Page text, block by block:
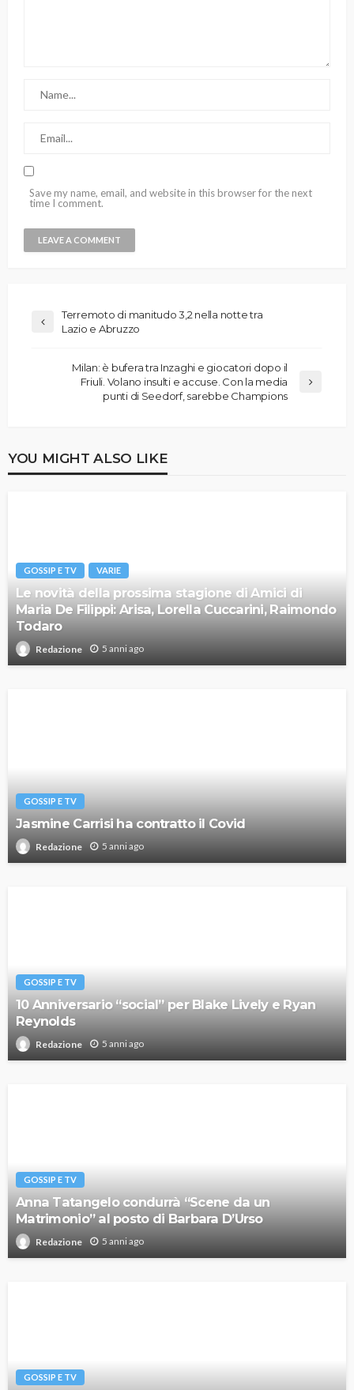
Save my name, email, and website in this browser for the next
time I comment.
Terremoto di manitudo 3,2 nella notte tra
Lazio e Abruzzo
Milan: è bufera tra Inzaghi e giocatori dopo il
Friuli. Volano insulti e accuse. Con la media
punti di Seedorf, sarebbe Champions
YOU MIGHT ALSO LIKE
GOSSIP E TV VARIE
Le novità della prossima stagione di Amici di
Maria De Filippi: Arisa, Lorella Cuccarini, Raimondo
Todaro
Redazione 5 anni ago
GOSSIP E TV
Jasmine Carrisi ha contratto il Covid
Redazione 5 anni ago
GOSSIP E TV
10 Anniversario “social” per Blake Lively e Ryan
Reynolds
Redazione 5 anni ago
GOSSIP E TV
Anna Tatangelo condurrà “Scene da un
Matrimonio” al posto di Barbara D’Urso
Redazione 5 anni ago
GOSSIP E TV